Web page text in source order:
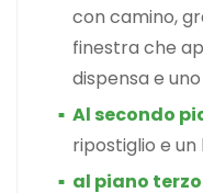
con camino,
finestra che
dispensa e
Al secondo
ripostiglio e un
al piano terzo